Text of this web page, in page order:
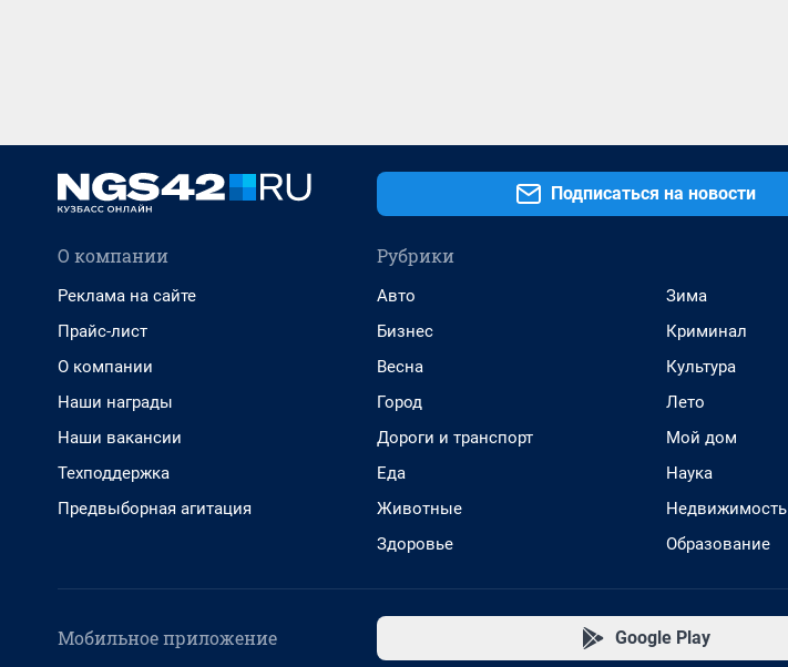
Подписаться на новости
О компании
Реклама на сайте
Прайс-лист
О компании
Наши награды
Наши вакансии
Техподдержка
Предвыборная агитация
Рубрики
Авто
Бизнес
Весна
Город
Дороги и транспорт
Еда
Животные
Здоровье
Зима
Криминал
Культура
Лето
Мой дом
Наука
Недвижимость
Образование
Мобильное приложение Google Play